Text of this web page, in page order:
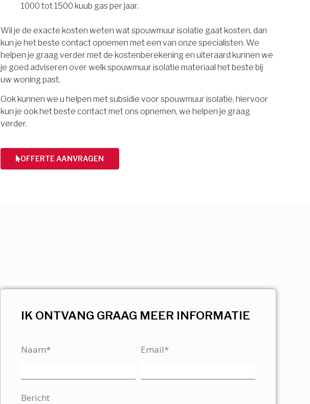
1000 tot 1500 kuub gas per jaar.
Wil je de exacte kosten weten wat spouwmuur isolatie gaat kosten, dan
kun je het beste contact opnemen met een van onze specialisten. We
helpen je graag verder met de kostenberekening en uiteraard kunnen we
je goed adviseren over welk spouwmuur isolatie materiaal het beste bij
uw woning past.
Ook kunnen we u helpen met subsidie voor spouwmuur isolatie, hiervoor
kun je ook het beste contact met ons opnemen, we helpen je graag
verder.
OFFERTE AANVRAGEN
IK ONTVANG GRAAG MEER INFORMATIE
Naam* Email*
Bericht